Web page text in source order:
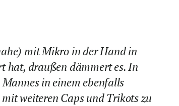
mit Mikro in der Hand in
hat, draußen dämmert es. In
in einem ebenfalls
weiteren Caps und Trikots zu